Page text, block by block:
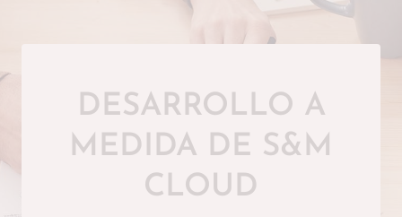
DESARROLLO A
MEDIDA DE S&M
CLOUD